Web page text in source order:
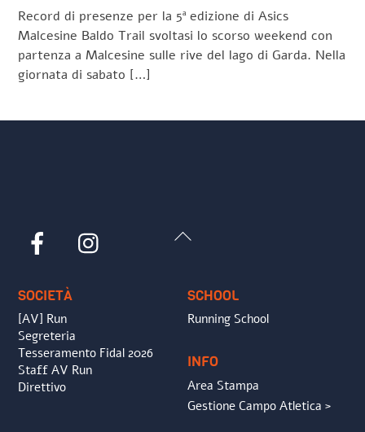
Record di presenze per la 5ª edizione di Asics
Malcesine Baldo Trail svoltasi lo scorso weekend con
partenza a Malcesine sulle rive del lago di Garda. Nella
giornata di sabato […]
Back
Facebook
SOCIETÀ
[AV] Run
Segreteria
Tesseramento Fidal 2026
Staff AV Run
Direttivo
SCHOOL
Running School
INFO
Area Stampa
Gestione Campo Atletica >